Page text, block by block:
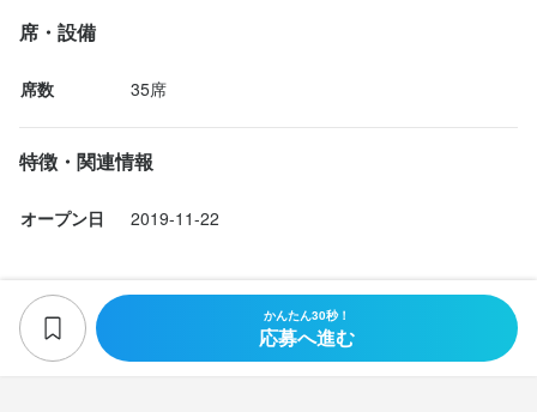
席・設備
席数 35席
特徴・関連情報
オープン日 2019-11-22
かんたん30秒！
応募へ進む